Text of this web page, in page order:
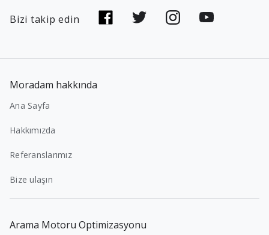
Bizi takip edin
Moradam hakkında
Ana Sayfa
Hakkımızda
Referanslarımız
Bize ulaşın
Arama Motoru Optimizasyonu